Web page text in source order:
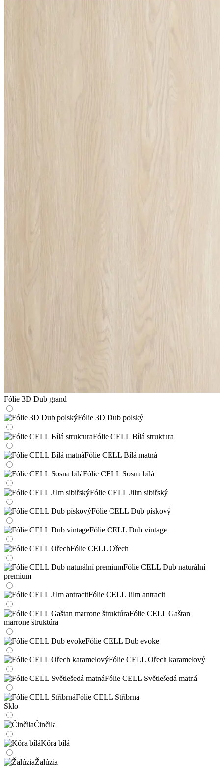
Fólie 3D Dub grand
Fólie 3D Dub polský
Fólie CELL Bílá struktura
Fólie CELL Bílá matná
Fólie CELL Sosna bílá
Fólie CELL Jilm sibiřský
Fólie CELL Dub pískový
Fólie CELL Dub vintage
Fólie CELL Ořech
Fólie CELL Dub naturální
premium
Fólie CELL Jilm antracit
Fólie CELL Gaštan
marrone štruktúra
Fólie CELL Dub evoke
Fólie CELL Ořech karamelový
Fólie CELL Světlešedá matná
Fólie CELL Stříbrná
Sklo
Činčila
Kôra bílá
Žalúzia